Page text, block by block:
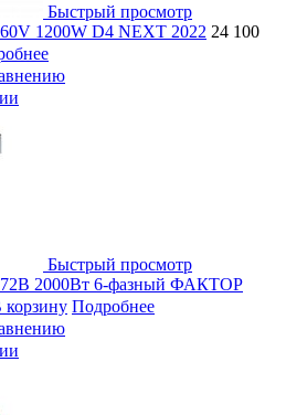
Быстрый просмотр
60V 1200W D4 NEXT 2022 24 100
Быстрый просмотр
72В 2000Вт 6-фазный ФАКТОР
корзину Подробнее